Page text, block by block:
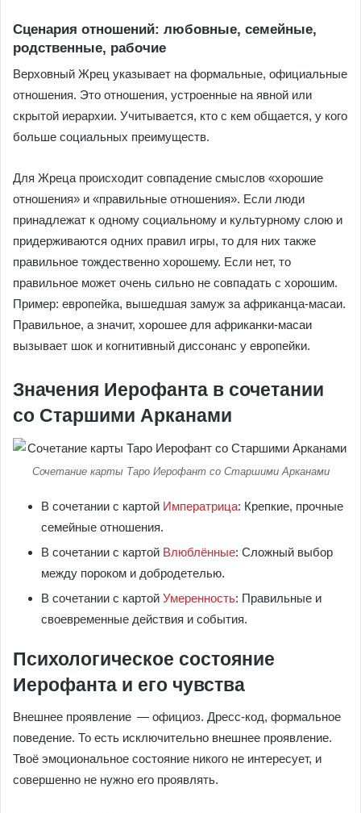
Сценария отношений: любовные, семейные,
родственные, рабочие
Верховный Жрец указывает на формальные, официальные
отношения. Это отношения, устроенные на явной или
скрытой иерархии. Учитывается, кто с кем общается, у кого
больше социальных преимуществ.
Для Жреца происходит совпадение смыслов «хорошие
отношения» и «правильные отношения». Если люди
принадлежат к одному социальному и культурному слою и
придерживаются одних правил игры, то для них также
правильное тождественно хорошему. Если нет, то
правильное может очень сильно не совпадать с хорошим.
Пример: европейка, вышедшая замуж за африканца-масаи.
Правильное, а значит, хорошее для африканки-масаи
вызывает шок и когнитивный диссонанс у европейки.
Значения Иерофанта в сочетании
со Старшими Арканами
Сочетание карты Таро Иерофант со Старшими Арканами
В сочетании с картой Императрица: Крепкие, прочные
семейные отношения.
В сочетании с картой Влюблённые: Сложный выбор
между пороком и добродетелью.
В сочетании с картой Умеренность: Правильные и
своевременные действия и события.
Психологическое состояние
Иерофанта и его чувства
Внешнее проявление — официоз. Дресс-код, формальное
поведение. То есть исключительно внешнее проявление.
Твоё эмоциональное состояние никого не интересует, и
совершенно не нужно его проявлять.